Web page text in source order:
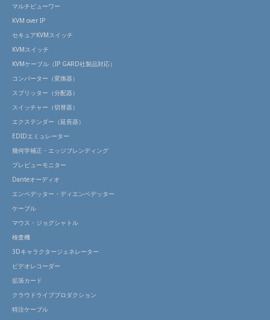
マルチビューワー
KVM over IP
セキュアKVMスイッチ
KVMスイッチ
KVMケーブル（IP GARD社製品対応）
コンバーター（変換器）
スプリッター（分配器）
スイッチャー（切替器）
エクステンダー（延長器）
EDIDエミュレーター
幾何学補正・エッジブレンディング
プレビューモニター
Danteオーディオ
エンベデッター・ディエンベデッター
ケーブル
マウス・ジョグシャトル
検査機
3Dキャラクタージェネレーター
ビデオレコーダー
拡張カード
クラウドライブプロダクション
特注ケーブル